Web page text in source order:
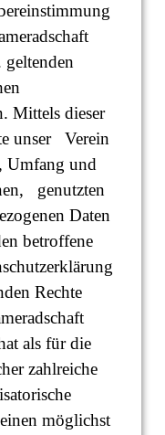
Mittels dieser
unser Verein
Umfang und
genutzten
Daten
betroffene
Rechte
als für die
zahlreiche
möglichst